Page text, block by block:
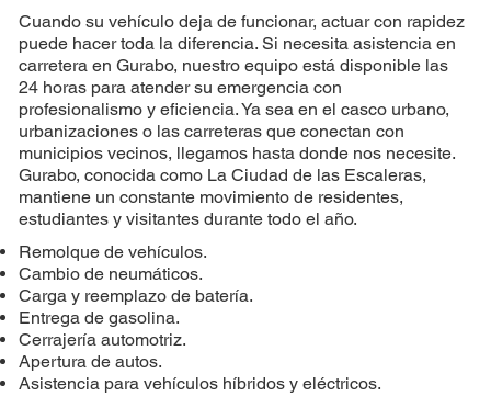
Cuando su vehículo deja de funcionar, actuar con rapidez
puede hacer toda la diferencia. Si necesita asistencia en
carretera en Gurabo, nuestro equipo está disponible las
24 horas para atender su emergencia con
profesionalismo y eficiencia. Ya sea en el casco urbano,
urbanizaciones o las carreteras que conectan con
municipios vecinos, llegamos hasta donde nos necesite.
Gurabo, conocida como La Ciudad de las Escaleras,
mantiene un constante movimiento de residentes,
estudiantes y visitantes durante todo el año.
Remolque de vehículos.
Cambio de neumáticos.
Carga y reemplazo de batería.
Entrega de gasolina.
Cerrajería automotriz.
Apertura de autos.
Asistencia para vehículos híbridos y eléctricos.